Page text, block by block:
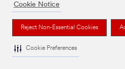
Cookie Notice
Reject Non-Essential Cookies
Cookie Preferences